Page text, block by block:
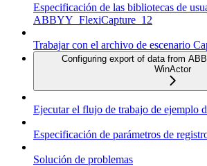
Especificación de las bibliotecas de
ABBYY_FlexiCapture_12
Trabajar con el archivo de escenario
Configuring export of data from
WinActor
Ejecutar el flujo de trabajo de ejemplo
Especificación de parámetros de
Solución de problemas